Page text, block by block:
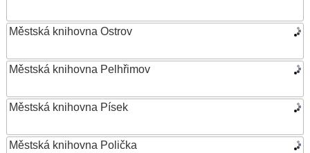
Městská knihovna Ostrov
Městská knihovna Pelhřimov
Městská knihovna Písek
Městská knihovna Polička